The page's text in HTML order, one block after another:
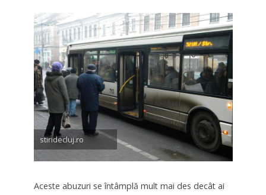
stiridecluj.ro
Aceste abuzuri se întâmplă mult mai des decât ai